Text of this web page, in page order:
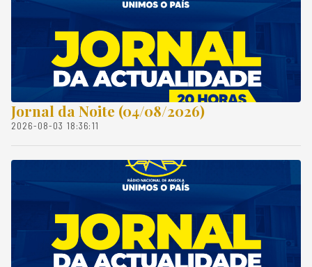
Jornal da Noite (04/08/2026)
2026-08-03 18:36:11